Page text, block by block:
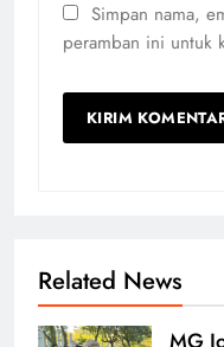
Simpan nama,
peramban ini untuk
Related News